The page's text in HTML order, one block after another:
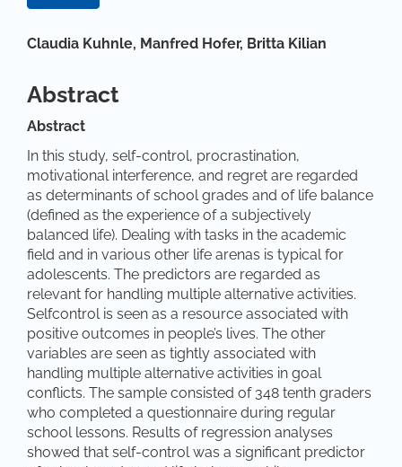
Hauptsächlicher Artikelinhalt
Claudia Kuhnle, Manfred Hofer, Britta Kilian
Abstract
Abstract
In this study, self-control, procrastination,
motivational interference, and regret are regarded
as determinants of school grades and of life balance
(defined as the experience of a subjectively
balanced life). Dealing with tasks in the academic
field and in various other life arenas is typical for
adolescents. The predictors are regarded as
relevant for handling multiple alternative activities.
Selfcontrol is seen as a resource associated with
positive outcomes in people’s lives. The other
variables are seen as tightly associated with
handling multiple alternative activities in goal
conflicts. The sample consisted of 348 tenth graders
who completed a questionnaire during regular
school lessons. Results of regression analyses
showed that self-control was a significant predictor